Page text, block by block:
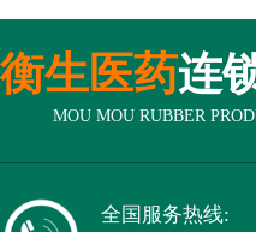
衡生医药连
MOU MOU RUBBER
全国服务热线: